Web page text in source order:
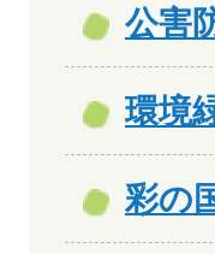
公害
環境
彩の